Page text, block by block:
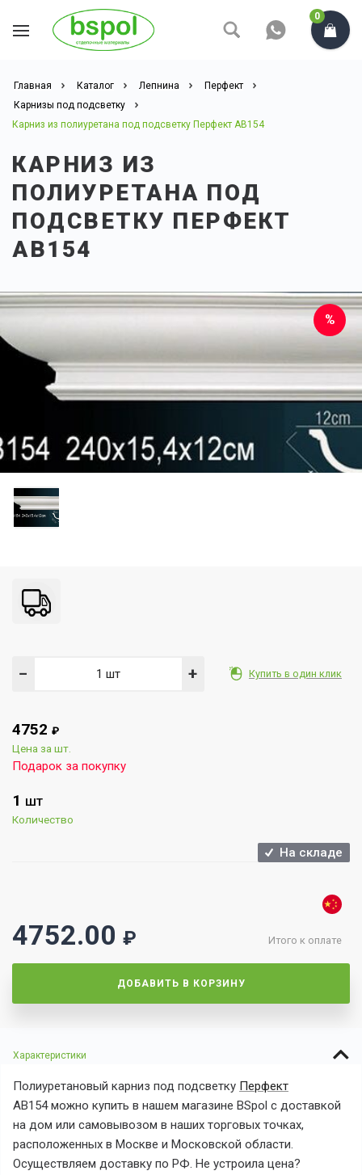
0
Главная Каталог Лепнина
Перфект
Карнизы под подсветку
Карниз из полиуретана под подсветку Перфект AB154
КАРНИЗ ИЗ
ПОЛИУРЕТАНА ПОД
ПОДСВЕТКУ ПЕРФЕКТ
AB154
Купить в один клик
− +
4752 ₽
Цена за шт.
Подарок за покупку
1 ШТ
Количество
На складе
Итого к оплате
4752.00 ₽
ДОБАВИТЬ В КОРЗИНУ
Характеристики
Полиуретановый карниз под подсветку Перфект
AB154 можно купить в нашем магазине BSpol с доставкой
на дом или самовывозом в наших торговых точках,
расположенных в Москве и Московской области.
Осуществляем доставку по РФ. Не устроила цена?